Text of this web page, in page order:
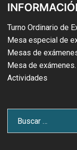
Turno Ordinario de
Mesa especial de
Mesas de
Mesa de
Actividades